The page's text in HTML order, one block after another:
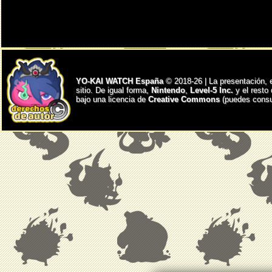
YO-KAI WATCH España © 2018-26 | La presentación,
sitio. De igual forma, Nintendo, Level-5 Inc. y el resto
bajo una licencia de Creative Commons(puedes